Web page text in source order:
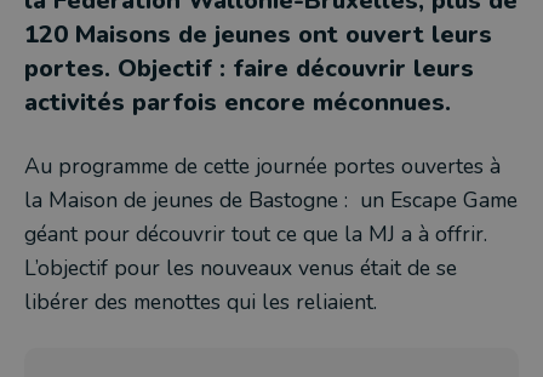
120 Maisons de jeunes ont ouvert leurs
portes. Objectif : faire découvrir leurs
activités parfois encore méconnues.
Au programme de cette journée portes ouvertes à
la Maison de jeunes de Bastogne : un Escape Game
géant pour découvrir tout ce que la MJ a à offrir.
L’objectif pour les nouveaux venus était de se
libérer des menottes qui les reliaient.